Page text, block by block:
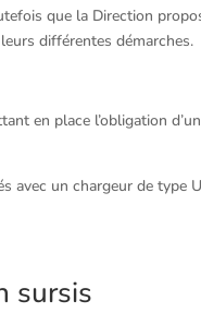
que la Direction
différentes démarches.
en place l’obligation
avec un chargeur de type
sursis